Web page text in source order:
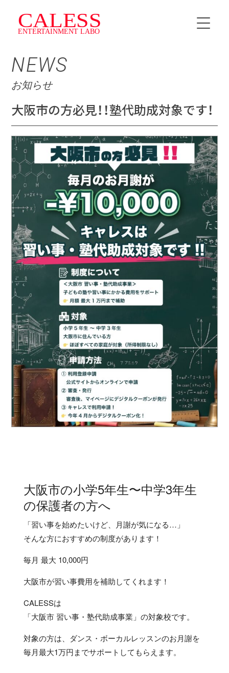
料金・プラン
CALESS Jr.
TOPICS
NEWS
お問い合せ
ACCESS
NEWS
お知らせ
大阪市の方必見！！塾代助成対象です！
大阪市の小学5年生〜中学3年生
の保護者の方へ
「習い事を始めたいけど、月謝が気になる…」
そんな方におすすめの制度があります！
毎月 最大 10,000円
大阪市が習い事費用を補助してくれます！
CALESSは
「大阪市 習い事・塾代助成事業」の対象校です。
対象の方は、ダンス・ボーカルレッスンのお月謝を
毎月最大1万円までサポートしてもらえます。